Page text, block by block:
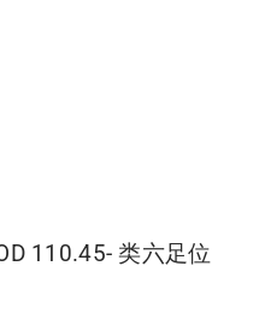
110.45- 类六足位